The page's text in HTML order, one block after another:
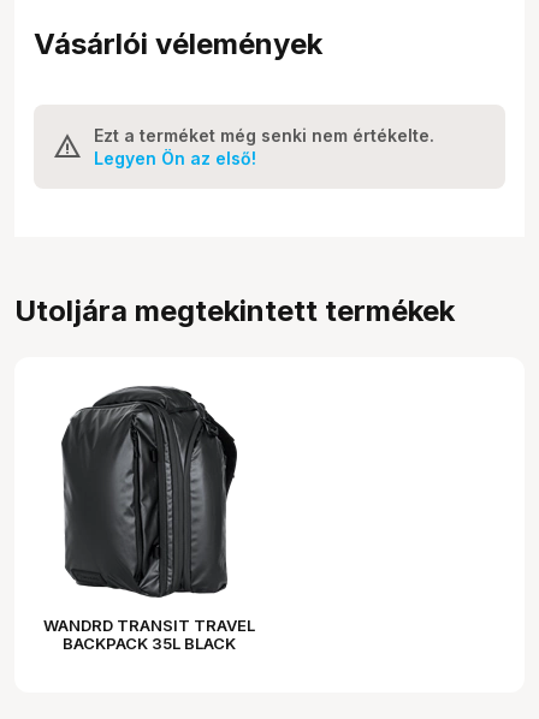
Vásárlói vélemények
Ezt a terméket még senki nem értékelte.
Legyen Ön az első!
Utoljára megtekintett termékek
WANDRD TRANSIT TRAVEL
BACKPACK 35L BLACK